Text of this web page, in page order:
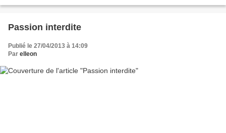
Passion interdite
Publié le 27/04/2013 à 14:09
Par elleon